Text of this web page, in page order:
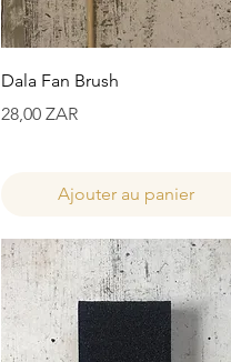
Aperçu rapide
Dala Fan Brush
Prix
28,00 ZAR
Ajouter au panier